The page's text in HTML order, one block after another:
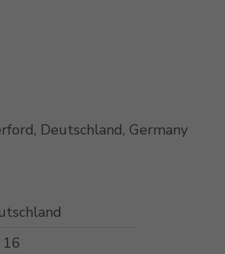
Deutschland, Germany